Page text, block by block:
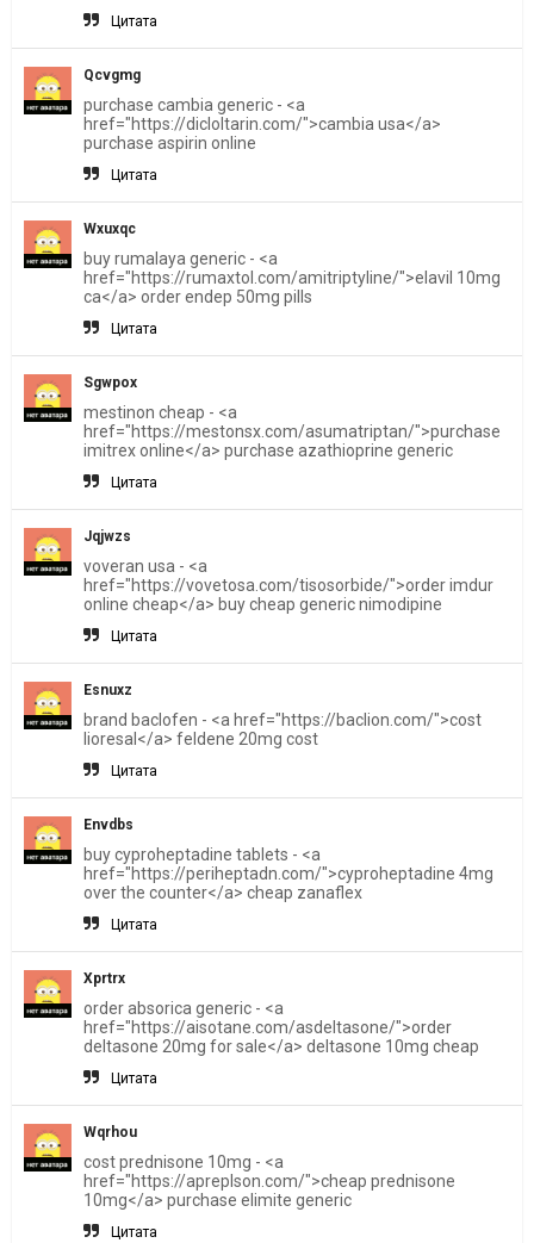
Цитата
Qcvgmg
purchase cambia generic - <a
href="https://dicloltarin.com/">cambia usa</a>
purchase aspirin online
Цитата
Wxuxqc
buy rumalaya generic - <a
href="https://rumaxtol.com/amitriptyline/">elavil 10mg
ca</a> order endep 50mg pills
Цитата
Sgwpox
mestinon cheap - <a
href="https://mestonsx.com/asumatriptan/">purchase
imitrex online</a> purchase azathioprine generic
Цитата
Jqjwzs
voveran usa - <a
href="https://vovetosa.com/tisosorbide/">order imdur
online cheap</a> buy cheap generic nimodipine
Цитата
Esnuxz
brand baclofen - <a href="https://baclion.com/">cost
lioresal</a> feldene 20mg cost
Цитата
Envdbs
buy cyproheptadine tablets - <a
href="https://periheptadn.com/">cyproheptadine 4mg
over the counter</a> cheap zanaflex
Цитата
Xprtrx
order absorica generic - <a
href="https://aisotane.com/asdeltasone/">order
deltasone 20mg for sale</a> deltasone 10mg cheap
Цитата
Wqrhou
cost prednisone 10mg - <a
href="https://apreplson.com/">cheap prednisone
10mg</a> purchase elimite generic
Цитата